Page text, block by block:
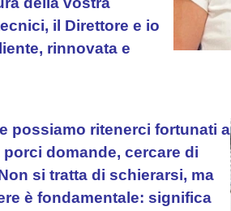
il Direttore e io
rinnovata e
possiamo ritenerci fortunati a
domande, cercare di
si tratta di schierarsi, ma
è fondamentale: significa